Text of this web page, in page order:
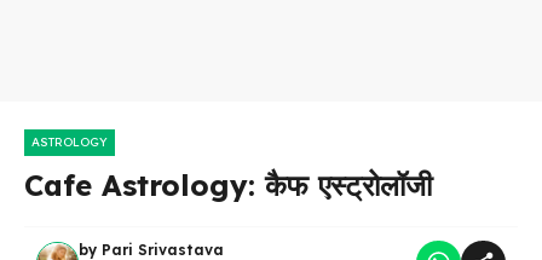
ASTROLOGY
Cafe Astrology: कैफ एस्ट्रोलॉजी
by Pari Srivastava